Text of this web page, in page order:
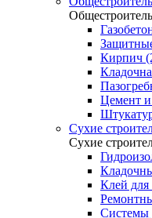
Кирпич
Цемент
Сухие
Сухие
Клей для
Системы